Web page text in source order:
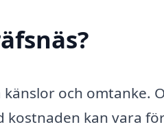
och omtanke.
kan vara